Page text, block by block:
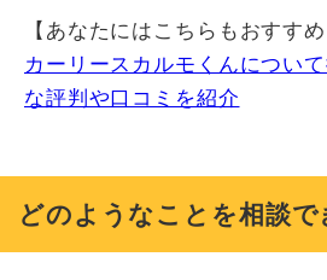
【あなたにはこちらもおすすめ
カーリースカルモくんについ
な評判や口コミを紹介
どのようなことを相談で